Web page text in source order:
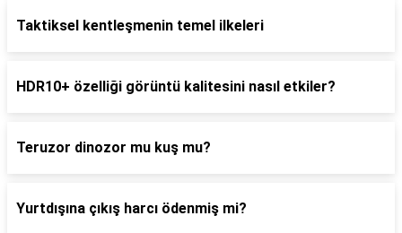
Taktiksel kentleşmenin temel ilkeleri
HDR10+ özelliği görüntü kalitesini nasıl etkiler?
Teruzor dinozor mu kuş mu?
Yurtdışına çıkış harcı ödenmiş mi?